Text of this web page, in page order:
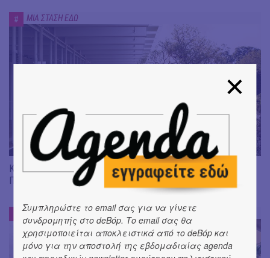
# ΜΙΑ ΣΤΑΣΗ ΕΔΩ
KYKLOS - Ένας νέος τόπος πολιτισμού βάζει θεμέλια στον
Πειραιά.
ΜΙΑ ΣΤΑΣΗ ΕΔΩ
Συμπληρώστε το email σας για να γίνετε
συνδρομητής στο deBόp. Το email σας θα
χρησιμοποιείται αποκλειστικά από το deBόp και
μόνο για την αποστολή της εβδομαδιαίας agenda